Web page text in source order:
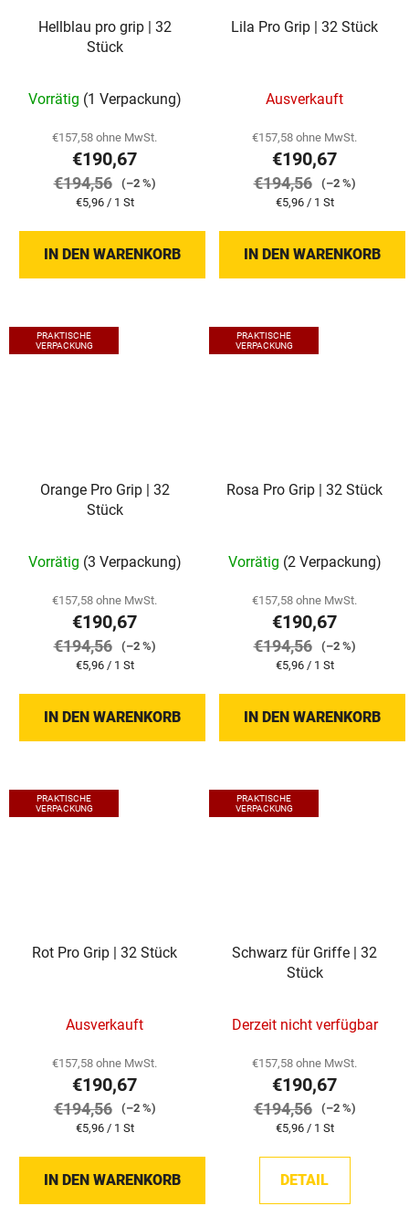
Hellblau pro grip | 32
Stück
Vorrätig (1 Verpackung)
€157,58 ohne MwSt.
€190,67
€194,56
(–2 %)
Verkaufspreis:
€5,96 / 1 St
IN DEN WARENKORB
Lila Pro Grip | 32 Stück
Ausverkauft
€157,58 ohne MwSt.
€190,67
€194,56
(–2 %)
Verkaufspreis:
€5,96 / 1 St
IN DEN WARENKORB
PRAKTISCHE
VERPACKUNG
Orange Pro Grip | 32
Stück
Vorrätig (3 Verpackung)
€157,58 ohne MwSt.
€190,67
€194,56
(–2 %)
Verkaufspreis:
€5,96 / 1 St
IN DEN WARENKORB
PRAKTISCHE
VERPACKUNG
Rosa Pro Grip | 32 Stück
Vorrätig (2 Verpackung)
€157,58 ohne MwSt.
€190,67
€194,56
(–2 %)
Verkaufspreis:
€5,96 / 1 St
IN DEN WARENKORB
PRAKTISCHE
VERPACKUNG
Rot Pro Grip | 32 Stück
Ausverkauft
€157,58 ohne MwSt.
€190,67
€194,56
(–2 %)
Verkaufspreis:
€5,96 / 1 St
IN DEN WARENKORB
PRAKTISCHE
VERPACKUNG
Schwarz für Griffe | 32
Stück
Derzeit nicht verfügbar
€157,58 ohne MwSt.
€190,67
€194,56
(–2 %)
Verkaufspreis:
€5,96 / 1 St
DETAIL